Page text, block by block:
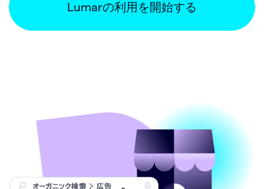
Lumarの利用を開始する